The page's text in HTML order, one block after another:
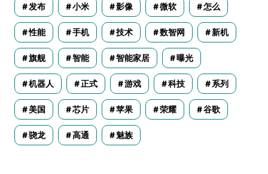
发布 小米 影像 微软 怎么
性能 手机 技术 数智网 新机
旗舰 智能 智能家居 曝光
机器人 正式 游戏 科技 系列
美国 芯片 苹果 荣耀 谷歌
骁龙 高通 魅族